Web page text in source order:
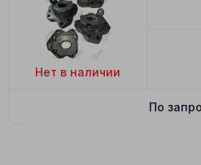
Нет в наличии
По